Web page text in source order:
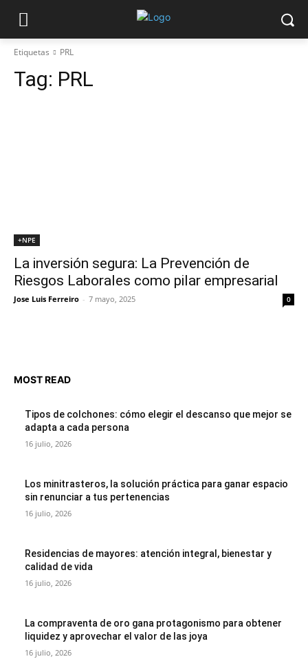
Etiquetas PRL
Tag: PRL
+NPE
La inversión segura: La Prevención de
Riesgos Laborales como pilar empresarial
Jose Luis Ferreiro - 7 mayo, 2025 0
MOST READ
Tipos de colchones: cómo elegir el descanso que mejor se
adapta a cada persona
16 julio, 2026
Los minitrasteros, la solución práctica para ganar espacio
sin renunciar a tus pertenencias
16 julio, 2026
Residencias de mayores: atención integral, bienestar y
calidad de vida
16 julio, 2026
La compraventa de oro gana protagonismo para obtener
liquidez y aprovechar el valor de las joya
16 julio, 2026